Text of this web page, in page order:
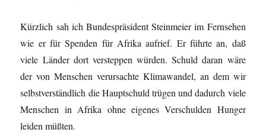
Kürzlich sah ich Bundespräsident Steinmeier im Fernsehen
wie er für Spenden für Afrika aufrief. Er führte an, daß
viele Länder dort versteppen würden. Schuld daran wäre
der von Menschen verursachte Klimawandel, an dem wir
selbstverständlich die Hauptschuld trügen und dadurch viele
Menschen in Afrika ohne eigenes Verschulden Hunger
leiden müßten.